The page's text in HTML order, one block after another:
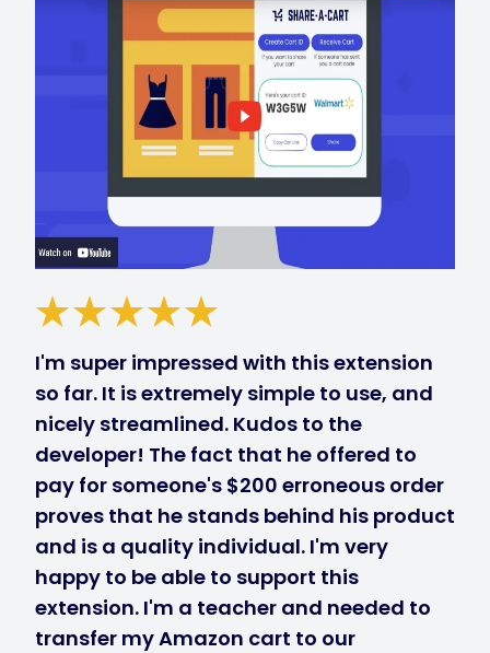
I'm super impressed with this extension
so far. It is extremely simple to use, and
nicely streamlined. Kudos to the
developer! The fact that he offered to
pay for someone's $200 erroneous order
proves that he stands behind his product
and is a quality individual. I'm very
happy to be able to support this
extension. I'm a teacher and needed to
transfer my Amazon cart to our